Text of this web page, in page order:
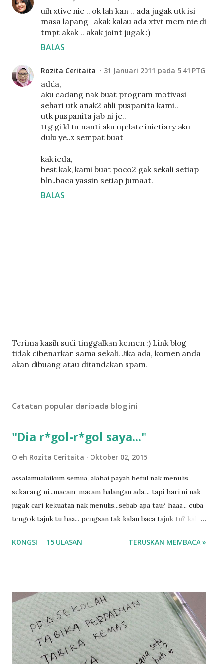
uih xtive nie .. ok lah kan .. ada jugak utk isi
masa lapang . akak kalau ada xtvt mcm nie di
tmpt akak .. akak joint jugak :)
BALAS
Rozita Ceritaita 31 Januari 2011 pada 5:41 PTG
adda,
aku cadang nak buat program motivasi
sehari utk anak2 ahli puspanita kami..
utk puspanita jab ni je..
ttg gi kl tu nanti aku update inietiary aku
dulu ye..x sempat buat
kak ieda,
best kak, kami buat poco2 gak sekali setiap
bln..baca yassin setiap jumaat.
BALAS
C
a
t
l
Terima kasih sudi tinggalkan komen :) Link blog
tidak dibenarkan sama sekali. Jika ada, komen anda
akan dibuang atau ditandakan spam.
Catatan popular daripada blog ini
"Dia r*gol-r*gol saya..."
Oleh Rozita Ceritaita Oktober 02, 2015
assalamualaikum semua, alahai payah betul nak menulis
sekarang ni...macam-macam halangan ada.... tapi hari ni nak
jugak cari kekuatan nak menulis...sebab apa tau? haaa... cuba
tengok tajuk tu haa... pengsan tak kalau baca tajuk tu? kalau
tau? yang sebut tu anak aku....diulangi ANAK AKU ....adoiiii
balik keja aku ajak la shah singgah Giant beli barang
sikit...dalam perjalanan dari dalam kereta tu biasalah kan
kami memang akan pimpin anak-anak jalan sampai masuk
dalam... dan kebiasanya bagi anak 4 macam kami ni bahagi-
bahagi lah siapa nak pimpin siapa... dan biasanya aku akan
KONGSI 15 ULASAN TERUSKAN MEMBACA »